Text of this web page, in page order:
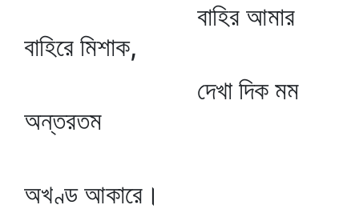
বাহির আমার
বাহিরে মিশাক,
দেখা দিক মম
অন্তরতম
অখণ্ড আকারে।